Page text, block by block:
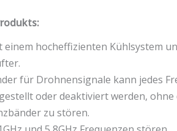
hocheffizienten Kühlsystem
für Drohnensignale kann jedes
oder deaktiviert werden, ohne
zu stören.